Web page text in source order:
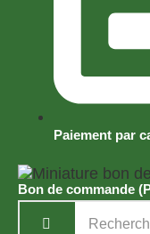
Paiement par
Bon de commande